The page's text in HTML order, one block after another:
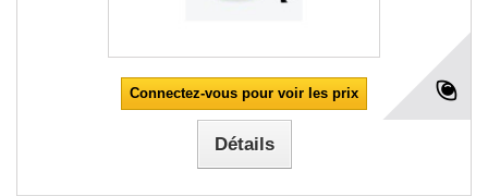
Connectez-vous pour voir les prix
Détails